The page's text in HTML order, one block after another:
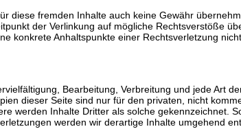
diese fremden Inhalte auch keine Gewähr
der Verlinkung auf mögliche Rechtsverstöße
konkrete Anhaltspunkte einer Rechtsverletzung
Bearbeitung, Verbreitung und jede Art
dieser Seite sind nur für den privaten, nicht
werden Inhalte Dritter als solche gekennzeichnet.
werden wir derartige Inhalte umgehend